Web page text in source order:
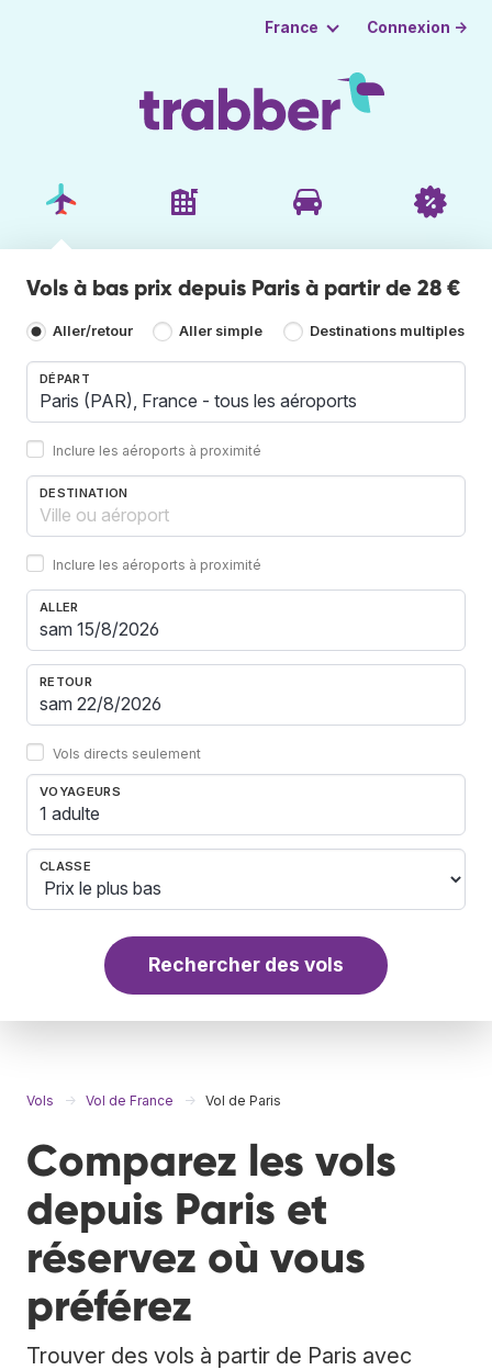
France Connexion →
Vols à bas prix depuis Paris à partir de 28 €
Aller/retour Aller simple Destinations multiples
DÉPART
Inclure les aéroports à proximité
DESTINATION
Inclure les aéroports à proximité
ALLER
RETOUR
Vols directs seulement
VOYAGEURS
1 adulte
CLASSE
Rechercher des vols
Vols Vol de France Vol de Paris
Comparez les vols
depuis Paris et
réservez où vous
préférez
Trouver des vols à partir de Paris avec